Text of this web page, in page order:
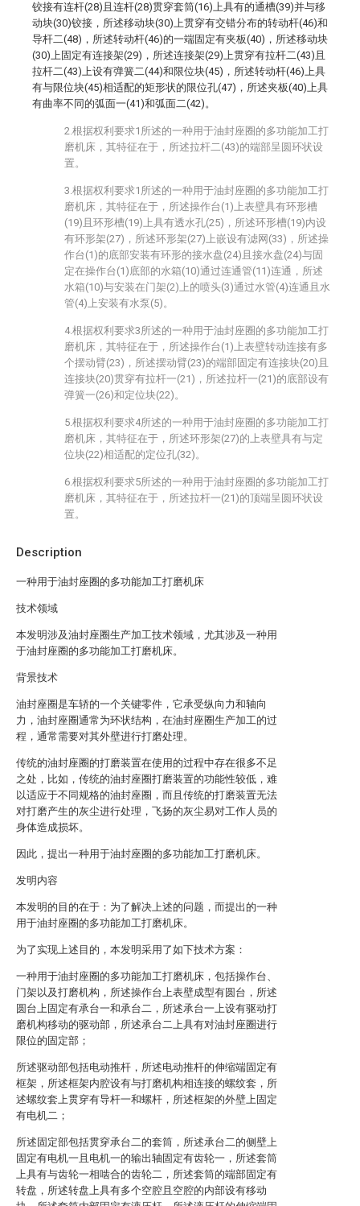
Description
一种用于油封座圈的多功能加工打磨机床
技术领域
本发明涉及油封座圈生产加工技术领域，尤其涉及一种用
于油封座圈的多功能加工打磨机床。
背景技术
油封座圈是车轿的一个关键零件，它承受纵向力和轴向
力，油封座圈通常为环状结构，在油封座圈生产加工的过
程，通常需要对其外壁进行打磨处理。
传统的油封座圈的打磨装置在使用的过程中存在很多不足
之处，比如，传统的油封座圈打磨装置的功能性较低，难
以适应于不同规格的油封座圈，而且传统的打磨装置无法
对打磨产生的灰尘进行处理，飞扬的灰尘易对工作人员的
身体造成损坏。
因此，提出一种用于油封座圈的多功能加工打磨机床。
发明内容
本发明的目的在于：为了解决上述的问题，而提出的一种
用于油封座圈的多功能加工打磨机床。
为了实现上述目的，本发明采用了如下技术方案：
一种用于油封座圈的多功能加工打磨机床，包括操作台、
门架以及打磨机构，所述操作台上表壁成型有圆台，所述
圆台上固定有承台一和承台二，所述承台一上设有驱动打
磨机构移动的驱动部，所述承台二上具有对油封座圈进行
限位的固定部；
所述驱动部包括电动推杆，所述电动推杆的伸缩端固定有
框架，所述框架内腔设有与打磨机构相连接的螺纹套，所
述螺纹套上贯穿有导杆一和螺杆，所述框架的外壁上固定
有电机二；
所述固定部包括贯穿承台二的套筒，所述承台二的侧壁上
固定有电机一且电机一的输出轴固定有齿轮一，所述套筒
上具有与齿轮一相啮合的齿轮二，所述套筒的端部固定有
转盘，所述转盘上具有多个空腔且空腔的内部设有移动
铰接有连杆(28)且连杆(28)贯穿套筒(16)上具有的通槽(39)并与移
动块(30)铰接，所述移动块(30)上贯穿有交错分布的转动杆(46)和
导杆二(48)，所述转动杆(46)的一端固定有夹板(40)，所述移动块
(30)上固定有连接架(29)，所述连接架(29)上贯穿有拉杆二(43)且
拉杆二(43)上设有弹簧二(44)和限位块(45)，所述转动杆(46)上具
有与限位块(45)相适配的矩形状的限位孔(47)，所述夹板(40)上具
有曲率不同的弧面一(41)和弧面二(42)。
2.根据权利要求1所述的一种用于油封座圈的多功能加工打
磨机床，其特征在于，所述拉杆二(43)的端部呈圆环状设
置。
3.根据权利要求1所述的一种用于油封座圈的多功能加工打
磨机床，其特征在于，所述操作台(1)上表壁具有环形槽
(19)且环形槽(19)上具有透水孔(25)，所述环形槽(19)内设
有环形架(27)，所述环形架(27)上嵌设有滤网(33)，所述操
作台(1)的底部安装有环形的接水盘(24)且接水盘(24)与固
定在操作台(1)底部的水箱(10)通过连通管(11)连通，所述
水箱(10)与安装在门架(2)上的喷头(3)通过水管(4)连通且水
管(4)上安装有水泵(5)。
4.根据权利要求3所述的一种用于油封座圈的多功能加工打
磨机床，其特征在于，所述操作台(1)上表壁转动连接有多
个摆动臂(23)，所述摆动臂(23)的端部固定有连接块(20)且
连接块(20)贯穿有拉杆一(21)，所述拉杆一(21)的底部设有
弹簧一(26)和定位块(22)。
5.根据权利要求4所述的一种用于油封座圈的多功能加工打
磨机床，其特征在于，所述环形架(27)的上表壁具有与定
位块(22)相适配的定位孔(32)。
6.根据权利要求5所述的一种用于油封座圈的多功能加工打
磨机床，其特征在于，所述拉杆一(21)的顶端呈圆环状设
置。